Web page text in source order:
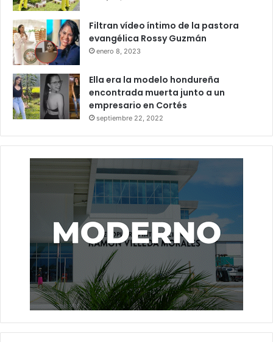
Filtran vídeo íntimo de la pastora
evangélica Rossy Guzmán
enero 8, 2023
Ella era la modelo hondureña
encontrada muerta junto a un
empresario en Cortés
septiembre 22, 2022